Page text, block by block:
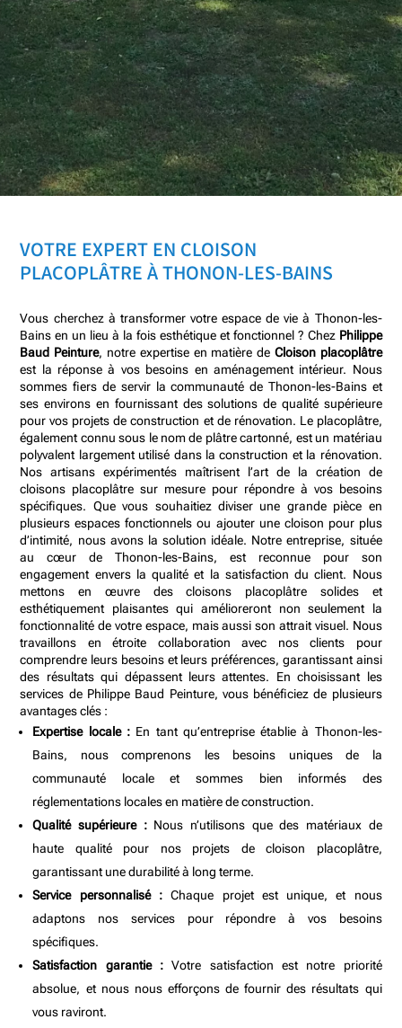
VOTRE EXPERT EN CLOISON
PLACOPLÂTRE ÀTHONON-LES-BAINS
Vous cherchez à transformer votre espace de vie à Thonon-les-
Bains en un lieu à la fois esthétique et fonctionnel ? Chez Philippe
Baud Peinture, notre expertise en matière de Cloison placoplâtre
est la réponse à vos besoins en aménagement intérieur. Nous
sommes fiers de servir la communauté de Thonon-les-Bains et
ses environs en fournissant des solutions de qualité supérieure
pour vos projets de construction et de rénovation. Le placoplâtre,
également connu sous le nom de plâtre cartonné, est un matériau
polyvalent largement utilisé dans la construction et la rénovation.
Nos artisans expérimentés maîtrisent l’art de la création de
cloisons placoplâtre sur mesure pour répondre à vos besoins
spécifiques. Que vous souhaitiez diviser une grande pièce en
plusieurs espaces fonctionnels ou ajouter une cloison pour plus
d’intimité, nous avons la solution idéale. Notre entreprise, située
au cœur de Thonon-les-Bains, est reconnue pour son
engagement envers la qualité et la satisfaction du client. Nous
mettons en œuvre des cloisons placoplâtre solides et
esthétiquement plaisantes qui amélioreront non seulement la
fonctionnalité de votre espace, mais aussi son attrait visuel. Nous
travaillons en étroite collaboration avec nos clients pour
comprendre leurs besoins et leurs préférences, garantissant ainsi
des résultats qui dépassent leurs attentes. En choisissant les
services de Philippe Baud Peinture, vous bénéficiez de plusieurs
avantages clés :
Expertise locale :En tant qu’entreprise établie à Thonon-les-
Bains, nous comprenons les besoins uniques de la
communauté locale et sommes bien informés des
réglementations locales en matière de construction.
Qualité supérieure :Nous n’utilisons que des matériaux de
haute qualité pour nos projets de cloison placoplâtre,
garantissant une durabilité à long terme.
Service personnalisé :Chaque projet est unique, et nous
adaptons nos services pour répondre à vos besoins
spécifiques.
Satisfaction garantie : Votre satisfaction est notre priorité
absolue, et nous nous efforçons de fournir des résultats qui
vous raviront.